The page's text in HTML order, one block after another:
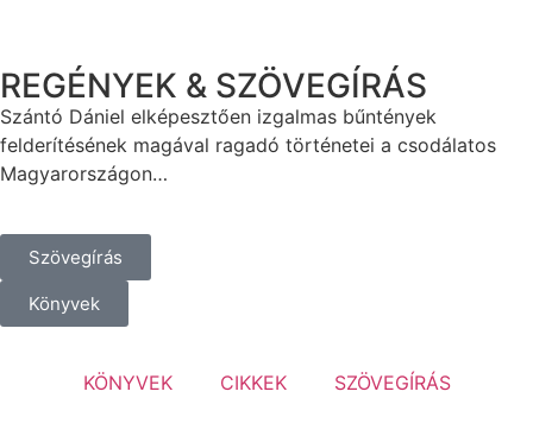
REGÉNYEK & SZÖVEGÍRÁS
Szántó Dániel elképesztően izgalmas bűntények
felderítésének magával ragadó történetei a csodálatos
Magyarországon…
Szövegírás
Könyvek
KÖNYVEK CIKKEK SZÖVEGÍRÁS